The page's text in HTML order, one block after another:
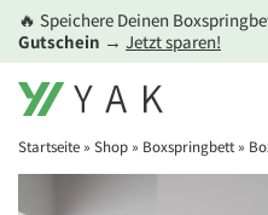
Zum
Inhalt
springen
🔥 Speichere Deinen
Gutschein → Jetzt sparen!
Startseite » Shop » Boxspringbett»